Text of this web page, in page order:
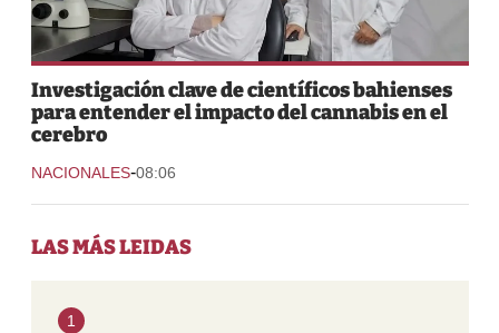
Investigación clave de científicos bahienses
para entender el impacto del cannabis en el
cerebro
NACIONALES-08:06
LAS MÁS LEIDAS
1